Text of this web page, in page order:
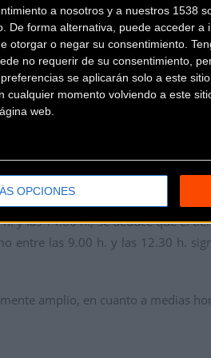
a nosotros y a nuestros 1538
De forma alternativa, puede acceder
otorgar o negar su consentimiento.
no requerir de su consentimiento,
se aplicarán solo a este
cualquier momento volviendo a este
web.
OPCIONES
al CENTRO COMERCIAL
8.00 y las 9.00, teniendo en
media horaria que cada
su recorrido entre las 12.30
y las 14.00 h., se deduce que el
entre las 9.00 h. y las 12.30 h.
amplio, en cuanto a medias